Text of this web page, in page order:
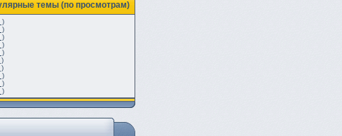
темы (по просмотрам)
)
)
)
)
)
)
)
)
)
)